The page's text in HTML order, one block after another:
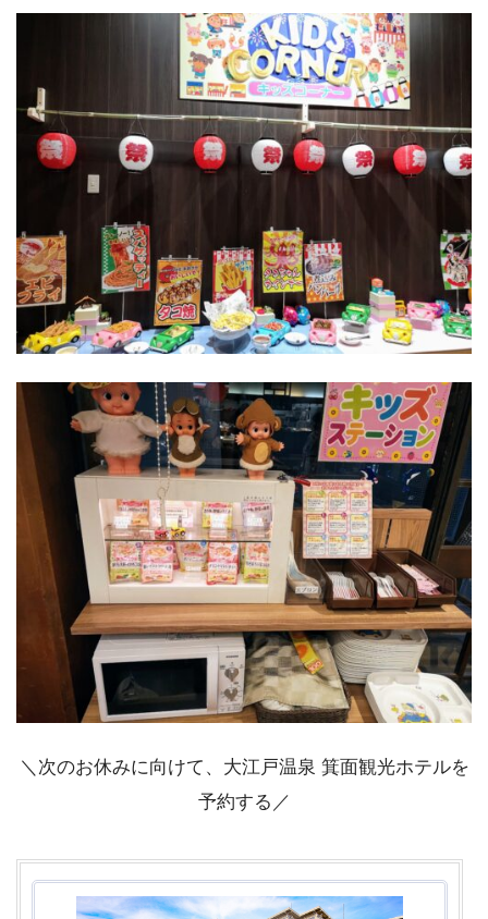
＼次のお休みに向けて、大江戸温泉 箕面観光ホテルを
予約する／